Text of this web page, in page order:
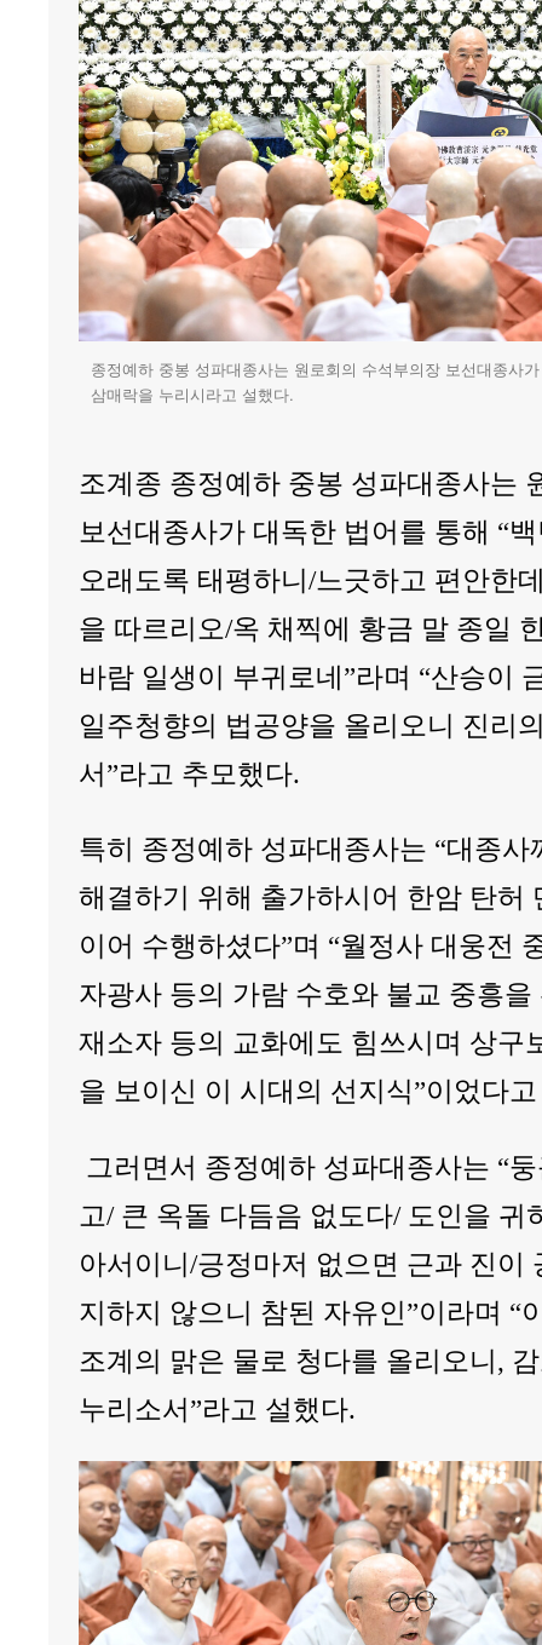
종정예하 중봉 성파대종사는 원로회의 수석부의장 보선대종사
삼매락을 누리시라고 설했다.
조계종 종정예하 중봉 성파대종사는
보선대종사가 대독한 법어를 통해 “
오래도록 태평하니/느긋하고 편안한
을 따르리오/옥 채찍에 황금 말 종일
바람 일생이 부귀로네”라며 “산승이
일주청향의 법공양을 올리오니 진리
서”라고 추모했다.
특히 종정예하 성파대종사는 “대종
해결하기 위해 출가하시어 한암 탄허
이어 수행하셨다”며 “월정사 대웅전
자광사 등의 가람 수호와 불교 중흥
재소자 등의 교화에도 힘쓰시며 상구
을 보이신 이 시대의 선지식”이었다
그러면서 종정예하 성파대종사는 “
고/ 큰 옥돌 다듬음 없도다/ 도인을 귀
아서이니/긍정마저 없으면 근과 진이
지하지 않으니 참된 자유인”이라며 “
조계의 맑은 물로 청다를 올리오니,
누리소서”라고 설했다.